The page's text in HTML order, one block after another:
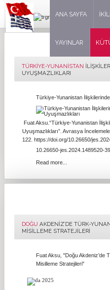
ANA SAYFA
YAYINLAR
TÜRKIYE-YUNANISTAN
UYUŞMAZLIKLARI
Türkiye-Yunanistan İlişkilerinde
Fuat Aksu.“Türkiye-Yunanistan
Uyuşmazlıkları”. Avrasya
122. https://doi.org/10.26650/
10.26650-jes.2024.1489520-
Read more...
DOĞU AKDENIZ’DE TÜRK-
MISILLEME STRATEJILERI
Fuat Aksu, "Doğu Akdeniz’de
Misilleme Stratejileri"